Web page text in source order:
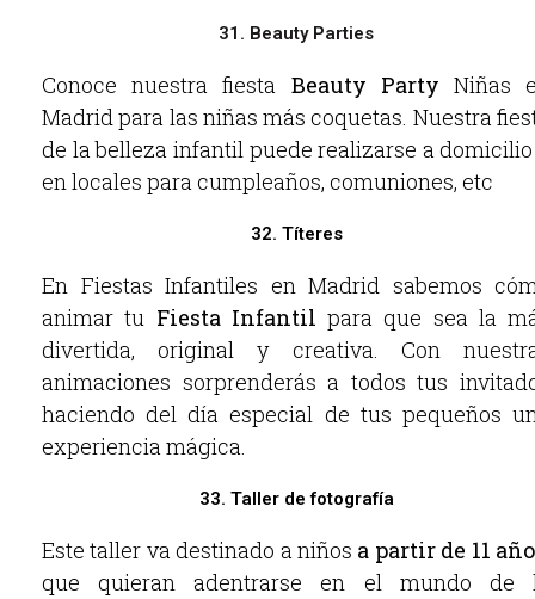
31. Beauty Parties
Conoce nuestra fiesta Beauty Party Niñas
Madrid para las niñas más coquetas. Nuestra
de la belleza infantil puede realizarse a
en locales para cumpleaños, comuniones, etc
32. Títeres
En Fiestas Infantiles en Madrid sabemos
animar tu Fiesta Infantil para que sea la
divertida, original y creativa. Con
animaciones sorprenderás a todos tus
haciendo del día especial de tus pequeños
experiencia mágica.
33. Taller de fotografía
Este taller va destinado a niños a partir de 11
que quieran adentrarse en el mundo de